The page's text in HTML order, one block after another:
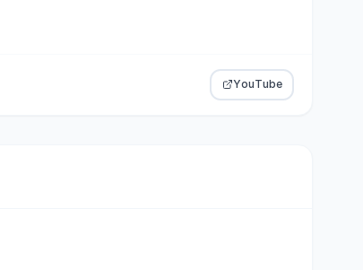
YouTube